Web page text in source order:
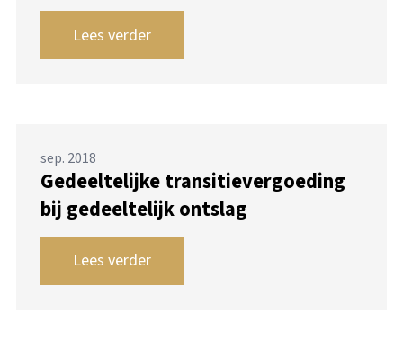
Lees verder
sep. 2018
Gedeeltelijke transitievergoeding
bij gedeeltelijk ontslag
Lees verder